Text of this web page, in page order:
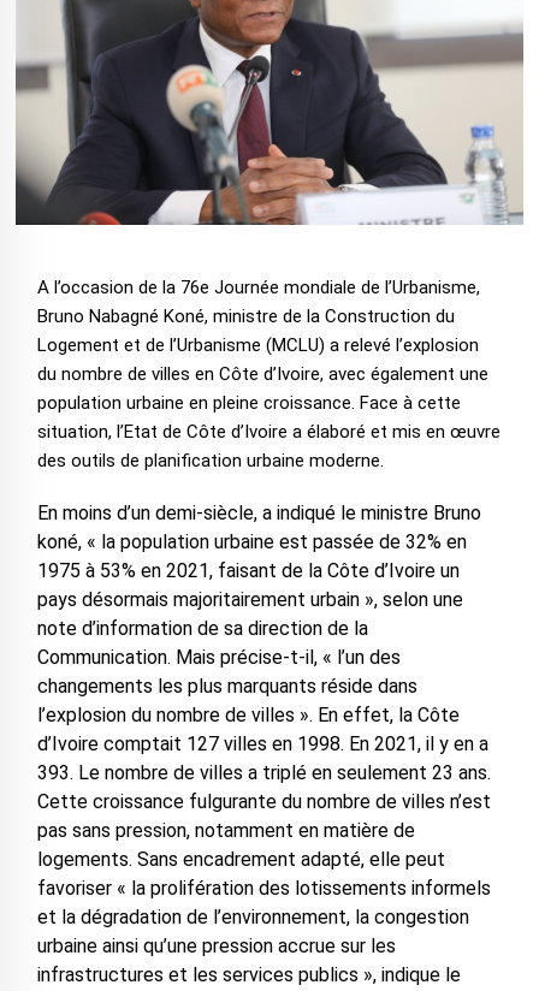
A l’occasion de la 76e Journée mondiale de l’Urbanisme,
Bruno Nabagné Koné, ministre de la Construction du
Logement et de l’Urbanisme (MCLU) a relevé l’explosion
du nombre de villes en Côte d’Ivoire, avec également une
population urbaine en pleine croissance. Face à cette
situation, l’Etat de Côte d’Ivoire a élaboré et mis en œuvre
des outils de planification urbaine moderne.
En moins d’un demi-siècle, a indiqué le ministre Bruno
koné, « la population urbaine est passée de 32% en
1975 à 53% en 2021, faisant de la Côte d’Ivoire un
pays désormais majoritairement urbain », selon une
note d’information de sa direction de la
Communication. Mais précise-t-il, « l’un des
changements les plus marquants réside dans
l’explosion du nombre de villes ». En effet, la Côte
d’Ivoire comptait 127 villes en 1998. En 2021, il y en a
393. Le nombre de villes a triplé en seulement 23 ans.
Cette croissance fulgurante du nombre de villes n’est
pas sans pression, notamment en matière de
logements. Sans encadrement adapté, elle peut
favoriser « la prolifération des lotissements informels
et la dégradation de l’environnement, la congestion
urbaine ainsi qu’une pression accrue sur les
infrastructures et les services publics », indique le